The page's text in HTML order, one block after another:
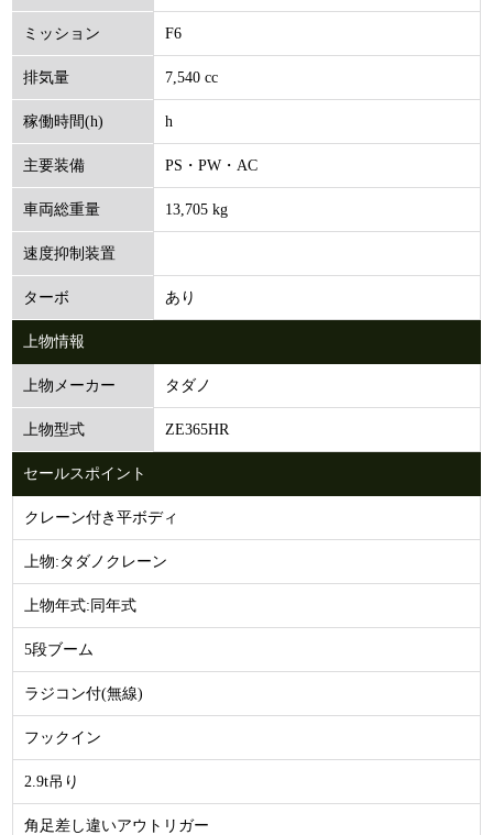
ミッション F6
排気量 7,540 cc
稼働時間(h) h
主要装備 PS・PW・AC
車両総重量 13,705 kg
速度抑制装置
ターボ あり
上物情報
上物メーカー タダノ
上物型式 ZE365HR
セールスポイント
クレーン付き平ボディ
上物:タダノクレーン
上物年式:同年式
5段ブーム
ラジコン付(無線)
フックイン
2.9t吊り
角足差し違いアウトリガー